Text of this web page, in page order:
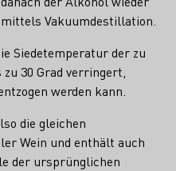
Vakuumdestillation.
Siedetemperatur der zu
30 Grad verringert,
werden kann.
die gleichen
Wein und enthält auch
der ursprünglichen